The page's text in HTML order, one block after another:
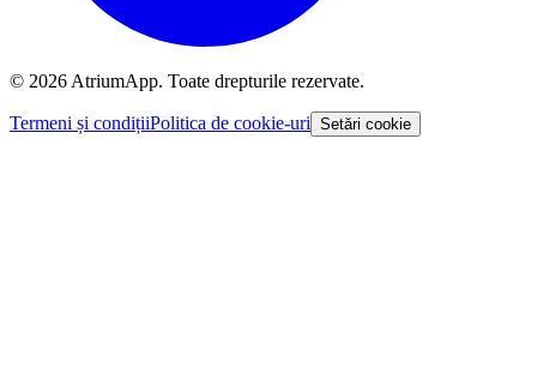
© 2026 AtriumApp. Toate drepturile rezervate.
Termeni și condițiiPolitica de cookie-uri Setări cookie